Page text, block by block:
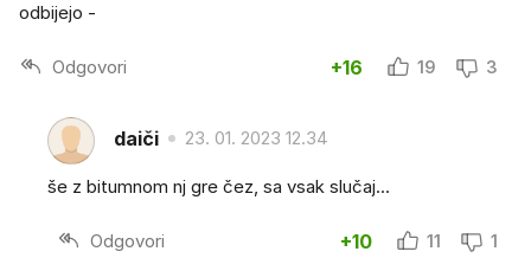
odbijejo -
Odgovori +16 19 3
daiči 23. 01. 2023 12.34
še z bitumnom nj gre čez, sa vsak slučaj...
Odgovori +10 11 1